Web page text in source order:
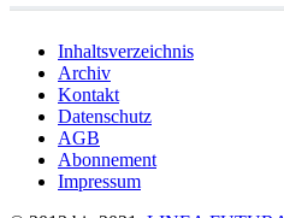
Inhaltsverzeichnis
Archiv
Kontakt
Datenschutz
AGB
Abonnement
Impressum